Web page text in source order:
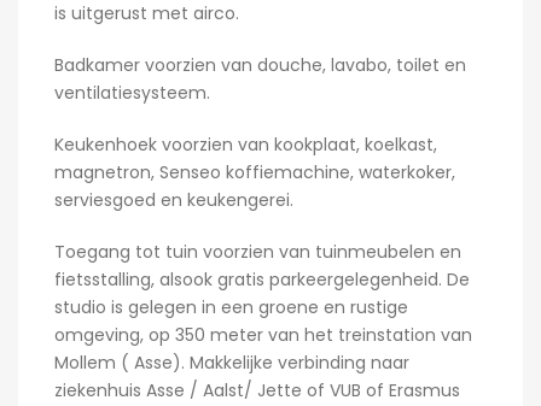
is uitgerust met airco.
Badkamer voorzien van douche, lavabo, toilet en
ventilatiesysteem.
Keukenhoek voorzien van kookplaat, koelkast,
magnetron, Senseo koffiemachine, waterkoker,
serviesgoed en keukengerei.
Toegang tot tuin voorzien van tuinmeubelen en
fietsstalling, alsook gratis parkeergelegenheid. De
studio is gelegen in een groene en rustige
omgeving, op 350 meter van het treinstation van
Mollem ( Asse). Makkelijke verbinding naar
ziekenhuis Asse / Aalst/ Jette of VUB of Erasmus